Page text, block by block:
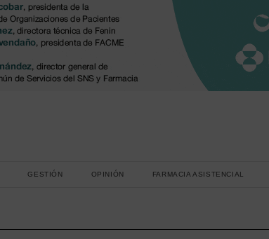
GESTIÓN OPINIÓN FARMACIA ASISTENCIAL